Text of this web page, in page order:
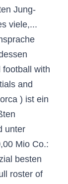
Jung-
viele,...
football with
and
) ist ein
unter
Mio Co.:
besten
roster of